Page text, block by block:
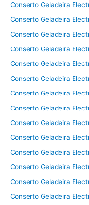
Conserto Geladeira
Conserto Geladeira
Conserto Geladeira
Conserto Geladeira
Conserto Geladeira
Conserto Geladeira
Conserto Geladeira
Conserto Geladeira
Conserto Geladeira
Conserto Geladeira
Conserto Geladeira
Conserto Geladeira
Conserto Geladeira
Conserto Geladeira